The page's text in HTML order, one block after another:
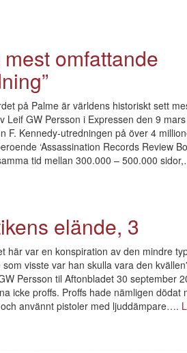
mest omfattande
på Palme är världens historiskt sett
Leif GW Persson i Expressen den 9
F. Kennedy-utredningen på över 4
‘Assassination Records Review
tid mellan 300.000 – 500.000
elände, 3
här var en konspiration av den mindre
visste var han skulla vara den
Persson til Aftonbladet 30 september
icke proffs. Proffs hade nämligen dödat
använnt pistoler med ljuddämpare….